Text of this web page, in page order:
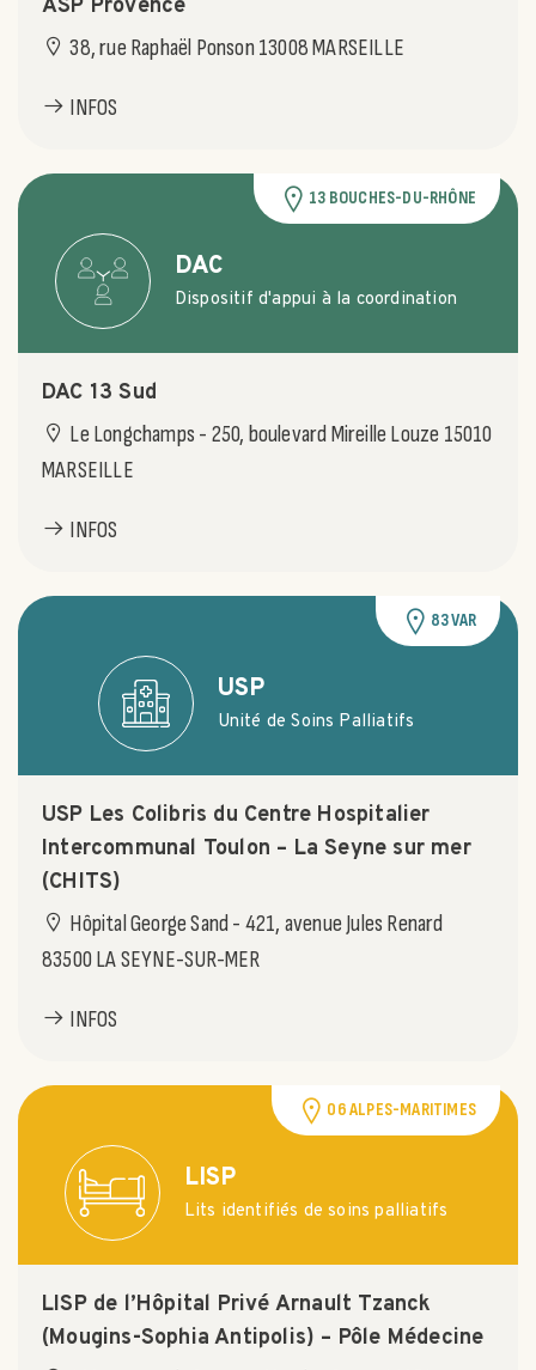
ASP Provence
38, rue Raphaël Ponson 13008 MARSEILLE
INFOS
DAC
Dispositif d'appui à la coordination
13 BOUCHES-DU-RHÔNE
DAC 13 Sud
Le Longchamps - 250, boulevard Mireille Louze 15010
MARSEILLE
INFOS
USP
Unité de Soins Palliatifs
83 VAR
USP Les Colibris du Centre Hospitalier
Intercommunal Toulon – La Seyne sur mer
(CHITS)
Hôpital George Sand - 421, avenue Jules Renard
83500 LA SEYNE-SUR-MER
INFOS
LISP
Lits identifiés de soins palliatifs
06 ALPES-MARITIMES
LISP de l’Hôpital Privé Arnault Tzanck
(Mougins-Sophia Antipolis) – Pôle Médecine